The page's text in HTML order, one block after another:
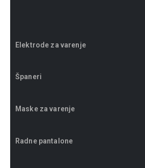
Elektrode za varenje
Španeri
Maske za varenje
Radne pantalone